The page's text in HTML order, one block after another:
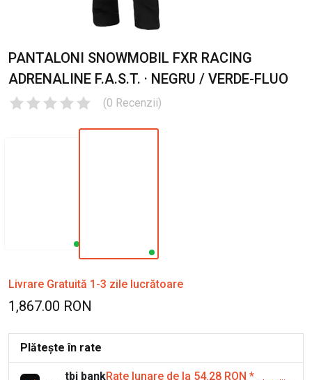
PANTALONI SNOWMOBIL FXR RACING
ADRENALINE F.A.S.T. · NEGRU / VERDE-FLUO
(0 Recenzii)
Livrare Gratuită 1-3 zile lucrătoare
1,867.00 RON
Plătește în rate
tbi bankRate lunare de la 54.28 RON *